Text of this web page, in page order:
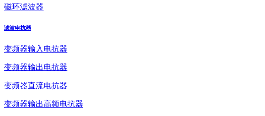
磁环滤波器
滤波电抗器
变频器输入电抗器
变频器输出电抗器
变频器直流电抗器
变频器输出高频电抗器